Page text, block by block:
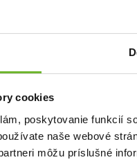
cookies
poskytovanie funkcií
naše webové
môžu príslušné